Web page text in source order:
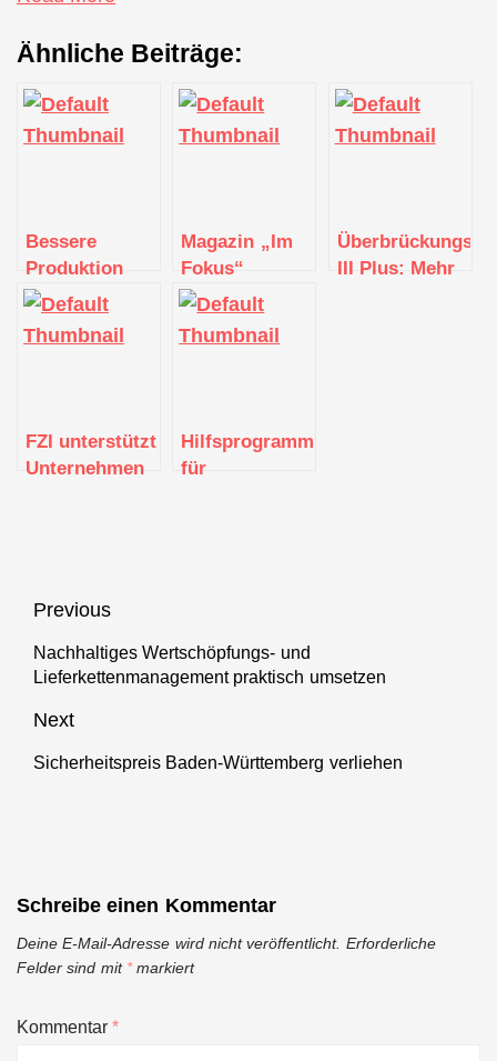
Ähnliche Beiträge:
Bessere
Produktion
dank
Datenaustausch:
Textil vernetzt
Magazin „Im
Fokus“
informiert
über KI und
Datenwirtschaft
III Plus: Mehr
FZI unterstützt
Unternehmen
Hilfsprogramme
für
Beitragsnavigation
Previous
Previous
post:
Nachhaltiges Wertschöpfungs- und
Lieferkettenmanagement praktisch umsetzen
Next
Next
Sicherheitspreis Baden-Württemberg verliehen
Schreibe einen Kommentar
Deine E-Mail-Adresse wird nicht veröffentlicht. Erforderliche
Felder sind mit *markiert
Kommentar*